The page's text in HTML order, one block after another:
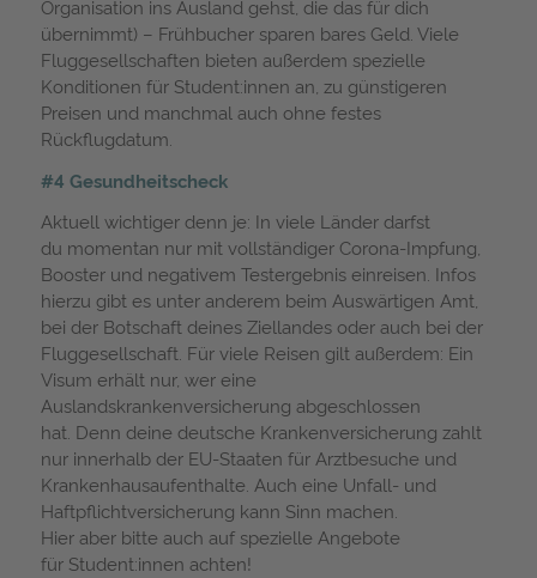
Organisation ins Ausland gehst, die das für dich
übernimmt) – Frühbucher sparen bares Geld. Viele
Fluggesellschaften bieten außerdem spezielle
Konditionen für Student:innen an, zu günstigeren
Preisen und manchmal auch ohne festes
Rückflugdatum.
#4 Gesundheitscheck
Aktuell wichtiger denn je: In viele Länder darfst
du momentan nur mit vollständiger Corona-Impfung,
Booster und negativem Testergebnis einreisen. Infos
hierzu gibt es unter anderem beim Auswärtigen Amt,
bei der Botschaft deines Ziellandes oder auch bei der
Fluggesellschaft. Für viele Reisen gilt außerdem: Ein
Visum erhält nur, wer eine
Auslandskrankenversicherung abgeschlossen
hat. Denn deine deutsche Krankenversicherung zahlt
nur innerhalb der EU-Staaten für Arztbesuche und
Krankenhausaufenthalte. Auch eine Unfall- und
Haftpflichtversicherung kann Sinn machen.
Hier aber bitte auch auf spezielle Angebote
für Student:innen achten!